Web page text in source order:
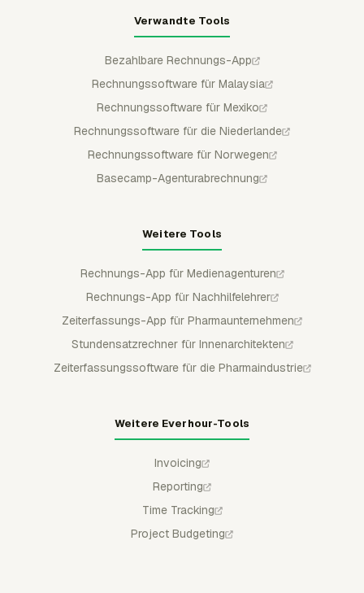
Verwandte Tools
Bezahlbare Rechnungs-App
Rechnungssoftware für Malaysia
Rechnungssoftware für Mexiko
Rechnungssoftware für die Niederlande
Rechnungssoftware für Norwegen
Basecamp-Agenturabrechnung
Weitere Tools
Rechnungs-App für Medienagenturen
Rechnungs-App für Nachhilfelehrer
Zeiterfassungs-App für Pharmaunternehmen
Stundensatzrechner für Innenarchitekten
Zeiterfassungssoftware für die Pharmaindustrie
Weitere Everhour-Tools
Invoicing
Reporting
Time Tracking
Project Budgeting